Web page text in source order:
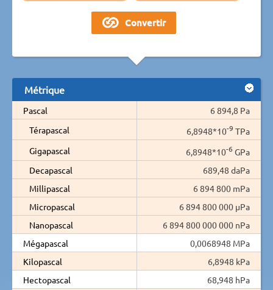
Métrique
Pascal
6 894,8 Pa
Térapascal
6,8948*10-9 TPa
Gigapascal
6,8948*10-6 GPa
Decapascal
689,48 daPa
Millipascal
6 894 800 mPa
Micropascal
6 894 800 000 µPa
Nanopascal
6 894 800 000 000 nPa
Mégapascal
0,0068948 MPa
Kilopascal
6,8948 kPa
Hectopascal
68,948 hPa